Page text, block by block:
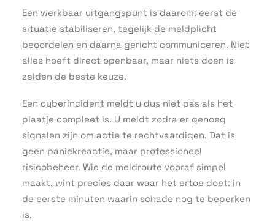
Een werkbaar uitgangspunt is daarom: eerst de
situatie stabiliseren, tegelijk de meldplicht
beoordelen en daarna gericht communiceren. Niet
alles hoeft direct openbaar, maar niets doen is
zelden de beste keuze.
Een cyberincident meldt u dus niet pas als het
plaatje compleet is. U meldt zodra er genoeg
signalen zijn om actie te rechtvaardigen. Dat is
geen paniekreactie, maar professioneel
risicobeheer. Wie de meldroute vooraf simpel
maakt, wint precies daar waar het ertoe doet: in
de eerste minuten waarin schade nog te beperken
is.